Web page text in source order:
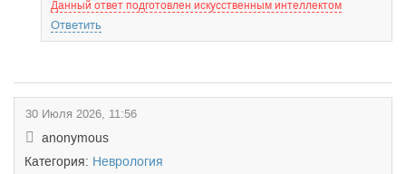
Данный ответ подготовлен искусственным интеллектом
Ответить
30 Июля 2026, 11:56
anonymous
Категория: Неврология